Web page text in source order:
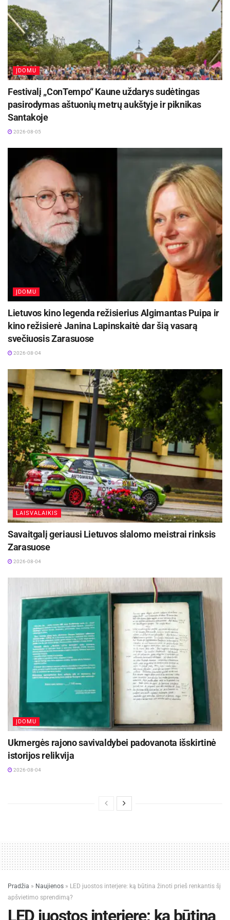
Šakių, Šilalės, Elektrėnų, Druskininkų, Augustavo
ir kt.
Šaltinis: Kauno rajono savivaldybė
ĮDOMU
Festivalį „ConTempo“ Kaune uždarys sudėtingas
pasirodymas aštuonių metrų aukštyje ir piknikas
Santakoje
2026-08-05
ĮDOMU
Lietuvos kino legenda režisierius Algimantas Puipa ir
kino režisierė Janina Lapinskaitė dar šią vasarą
svečiuosis Zarasuose
2026-08-04
LAISVALAIKIS
Savaitgalį geriausi Lietuvos slalomo meistrai rinksis
Zarasuose
2026-08-04
ĮDOMU
Ukmergės rajono savivaldybei padovanota išskirtinė
istorijos relikvija
2026-08-04
Pradžia » Naujienos » LED juostos interjere: ką būtina žinoti prieš renkantis šį
apšvietimo sprendimą?
LED juostos interjere: ką būtina